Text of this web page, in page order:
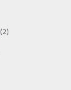
(2)